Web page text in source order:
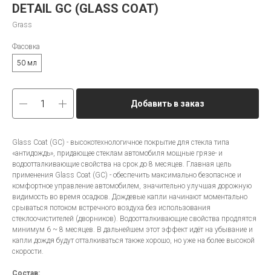
DETAIL GC (GLASS COAT)
Grass
Фасовка
50 мл
Добавить в заказ
Glass Coat (GC) - высокотехнологичное покрытие для стекла типа
«антидождь», придающее стеклам автомобиля мощные грязе- и
водоотталкивающие свойства на срок до 8 месяцев. Главная цель
применения Glass Coat (GC) - обеспечить максимально безопасное и
комфортное управление автомобилем, значительно улучшая дорожную
видимость во время осадков. Дождевые капли начинают моментально
срываться потоком встречного воздуха без использования
стеклоочистителей (дворников). Водоотталкивающие свойства продлятся
минимум 6 ~ 8 месяцев. В дальнейшем этот эффект идёт на убывание и
капли дождя будут отталкиваться также хорошо, но уже на более высокой
скорости.
Состав: